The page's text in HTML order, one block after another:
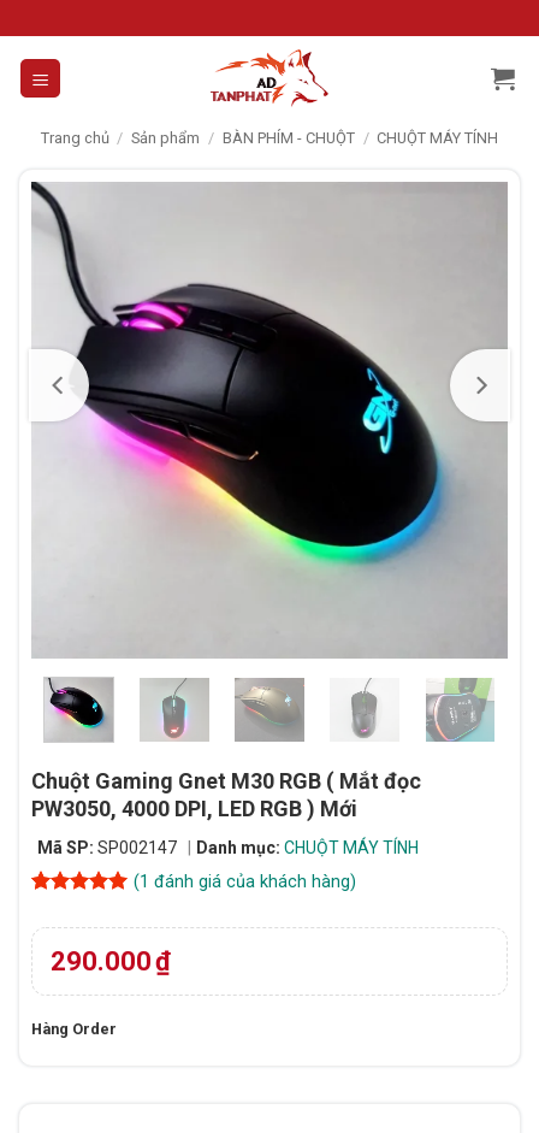
to
content
Trang chủ / Sản phẩm / BÀN PHÍM - CHUỘT / CHUỘT MÁY TÍNH
Chuột Gaming Gnet M30 RGB ( Mắt đọc
PW3050, 4000 DPI, LED RGB ) Mới
Mã SP: SP002147 Danh mục: CHUỘT MÁY TÍNH
dựa trên
đánh giá
(1 đánh giá của khách hàng)
290.000₫
Hàng Order